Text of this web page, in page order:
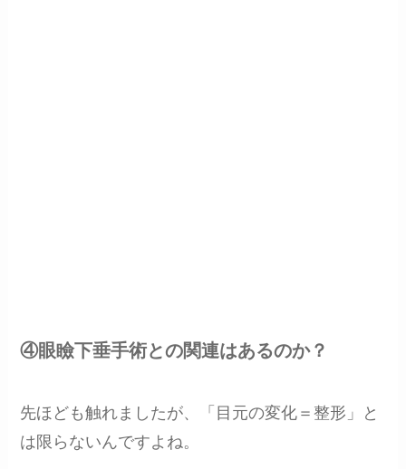
④眼瞼下垂手術との関連はあるのか？
先ほども触れましたが、「目元の変化＝整形」と
は限らないんですよね。